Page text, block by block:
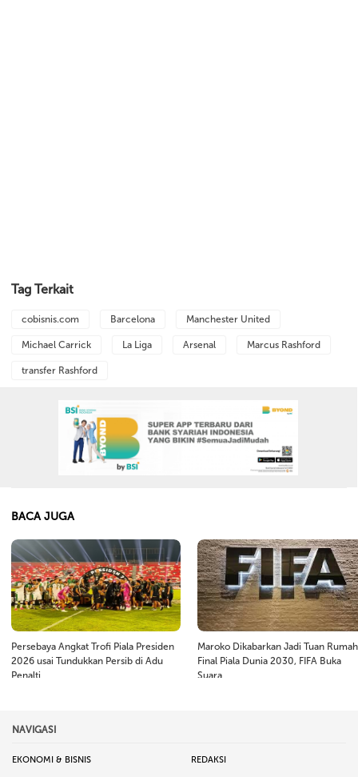
Tag Terkait
cobisnis.com Barcelona Manchester United
Michael Carrick La Liga Arsenal Marcus Rashford
transfer Rashford
BACA JUGA
Persebaya Angkat Trofi Piala Presiden
2026 usai Tundukkan Persib di Adu
Penalti
Maroko Dikabarkan Jadi Tuan Rumah
Final Piala Dunia 2030, FIFA Buka
Suara
NAVIGASI
EKONOMI & BISNIS REDAKSI